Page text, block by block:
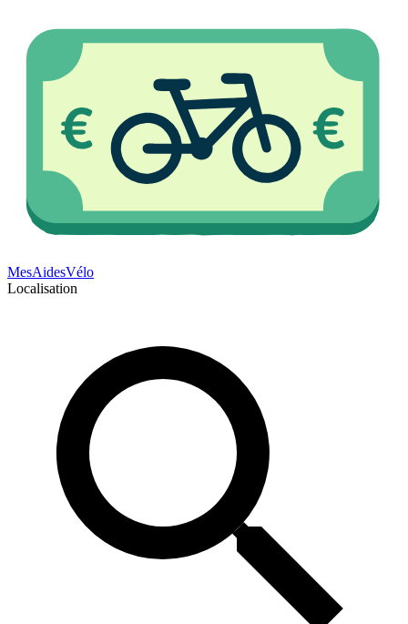
MesAidesVélo
Localisation